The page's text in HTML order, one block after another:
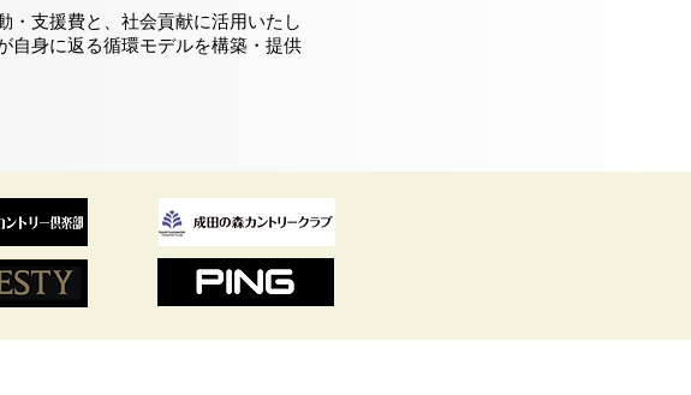
・支援費と、社会貢献に活用いたし
自身に返る循環モデルを構築・提供